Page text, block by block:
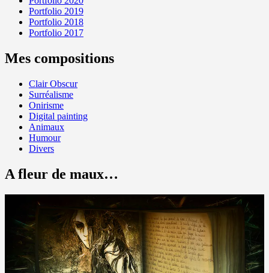
Portfolio 2019
Portfolio 2018
Portfolio 2017
Mes compositions
Clair Obscur
Surréalisme
Onirisme
Digital painting
Animaux
Humour
Divers
A fleur de maux…